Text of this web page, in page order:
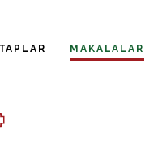
MAKALALAR